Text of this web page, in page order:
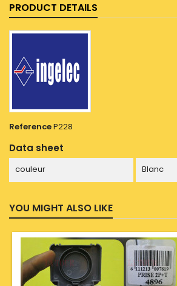
PRODUCT DETAILS
ReferenceP228
Data sheet
couleur Blanc
YOU MIGHT ALSO LIKE